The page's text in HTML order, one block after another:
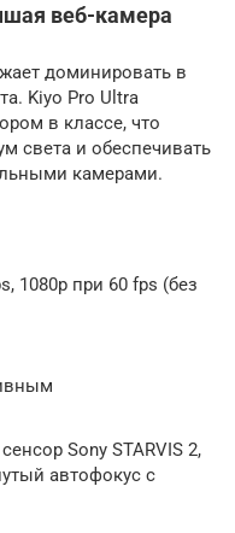
веб-камера
доминировать в
Kiyo Pro Ultra
в классе, что
света и обеспечивать
камерами.
1080p при 60 fps (без
Sony STARVIS 2,
автофокус с